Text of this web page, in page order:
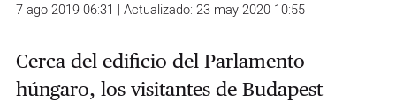
7 ago 2019 06:31 | Actualizado: 23 may 2020 10:55
Cerca del edificio del Parlamento
húngaro, los visitantes de Budapest